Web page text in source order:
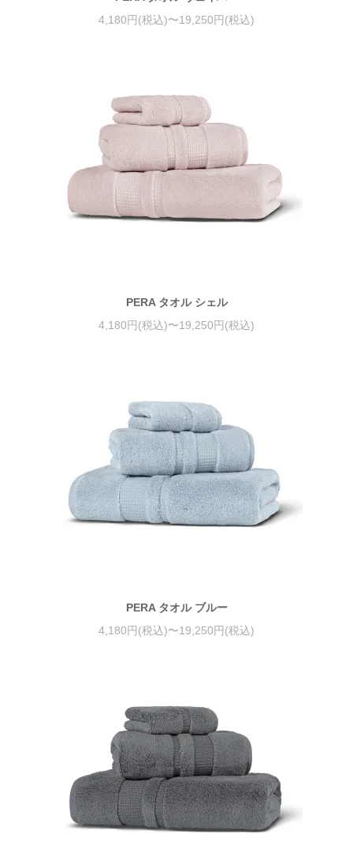
4,180円(税込)〜19,250円(税込)
PERA タオル シェル
4,180円(税込)〜19,250円(税込)
PERA タオル ブルー
4,180円(税込)〜19,250円(税込)